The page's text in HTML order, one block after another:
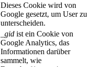
Dieses Cookie wird von
Google gesetzt, um User zu
unterscheiden.
_gid ist ein Cookie von
Google Analytics, das
Informationen darüber
sammelt, wie